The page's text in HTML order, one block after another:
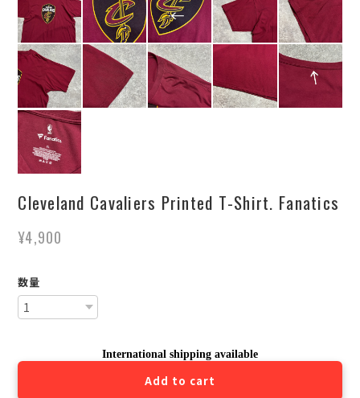
Cleveland Cavaliers Printed T-Shirt. Fanatics
¥4,900
数量
International shipping available
Add to cart